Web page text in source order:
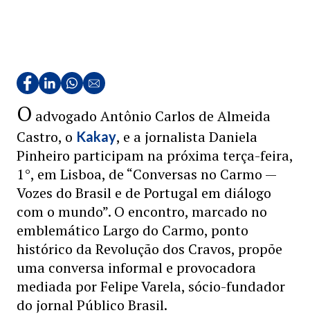
O advogado Antônio Carlos de Almeida
Castro, o Kakay, e a jornalista Daniela
Pinheiro participam na próxima terça-feira,
1°, em Lisboa, de “Conversas no Carmo —
Vozes do Brasil e de Portugal em diálogo
com o mundo”. O encontro, marcado no
emblemático Largo do Carmo, ponto
histórico da Revolução dos Cravos, propõe
uma conversa informal e provocadora
mediada por Felipe Varela, sócio-fundador
do jornal Público Brasil.